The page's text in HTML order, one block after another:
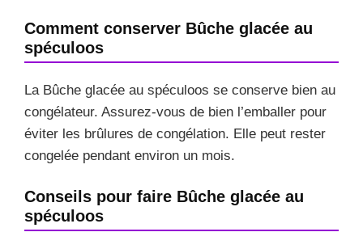
Comment conserver Bûche glacée au
spéculoos
La Bûche glacée au spéculoos se conserve bien au
congélateur. Assurez-vous de bien l’emballer pour
éviter les brûlures de congélation. Elle peut rester
congelée pendant environ un mois.
Conseils pour faire Bûche glacée au
spéculoos